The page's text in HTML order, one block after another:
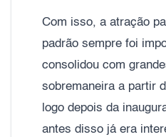
Com isso, a atração
padrão sempre foi
consolidou com
sobremaneira a partir
logo depois da
antes disso já era